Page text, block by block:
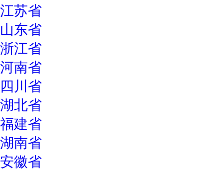
江苏省
山东省
浙江省
河南省
四川省
湖北省
福建省
湖南省
安徽省